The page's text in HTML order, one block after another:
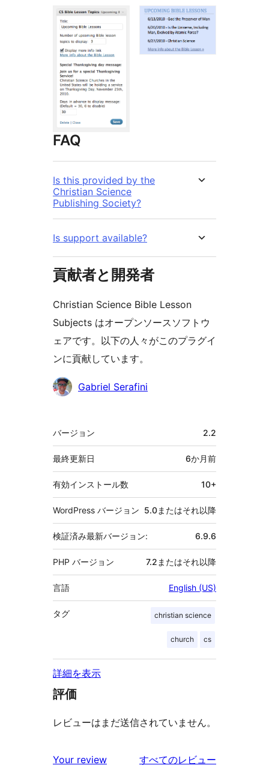
FAQ
Is this provided by the
Christian Science
Publishing Society?
Is support available?
貢献者と開発者
Christian Science Bible Lesson
Subjects はオープンソースソフトウ
ェアです。以下の人々がこのプラグイ
ンに貢献しています。
貢
Gabriel Serafini
メ
タ
バージョン 2.2
最終更新日 6か月前
有効インストール数 10+
WordPress バージョン 5.0またはそれ以降
検証済み最新バージョン: 6.9.6
PHP バージョン 7.2またはそれ以降
言語 English (US)
タグ christian science
church cs
詳細を表示
評価
レビューはまだ送信されていません。
Your review すべてのレビュー